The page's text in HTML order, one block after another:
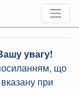
увагу!
що
при